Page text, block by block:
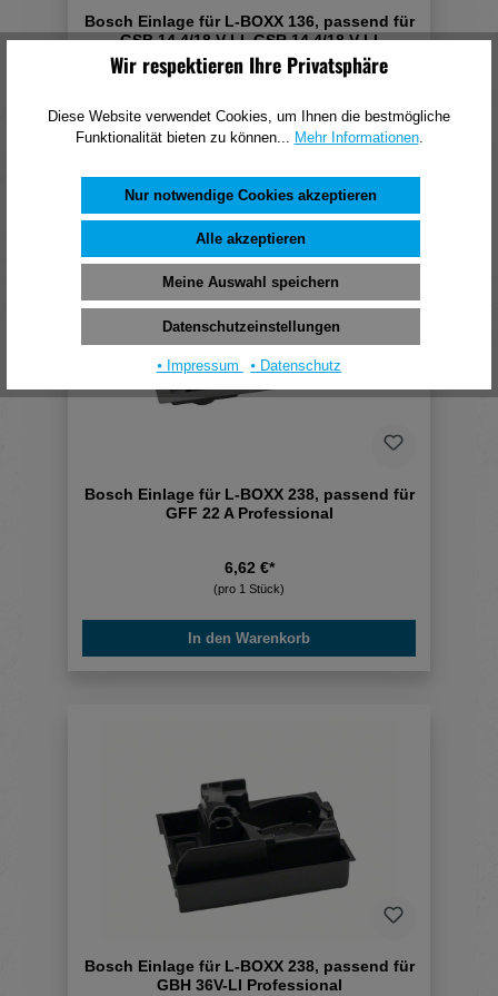
Bosch Einlage für L-BOXX 136, passend für
GSB 14,4/18 V-LI, GSR 14,4/18 V-LI
(pro 1 Stück)
Bosch Einlage für L-BOXX 238, passend für
GFF 22 A Professional
6,62 €*
(pro 1 Stück)
In den Warenkorb
Bosch Einlage für L-BOXX 238, passend für
GBH 36V-LI Professional
Wir respektieren Ihre Privatsphäre
Diese Website verwendet Cookies, um Ihnen die bestmögliche
Funktionalität bieten zu können...
Mehr Informationen.
Nur notwendige Cookies akzeptieren
Alle akzeptieren
Meine Auswahl speichern
Datenschutzeinstellungen
⦁ Impressum ⦁ Datenschutz